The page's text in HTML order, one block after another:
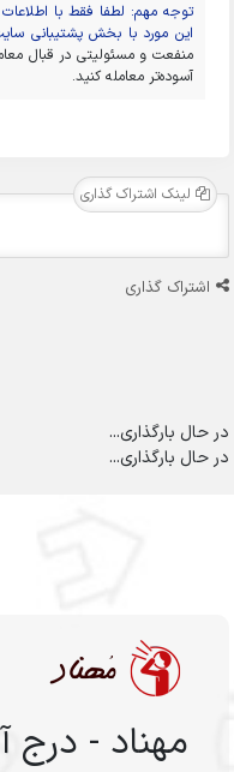
توجه مهم: لطفا فقط با
این مورد با بخش پشتیبانی
منفعت و مسئولیتی در قبال
آسوده‌تر معامله کنید.
لینک اشتراک گذاری
اشتراک گذاری
در حال بارگذاری...
در حال بارگذاری...
مهناد - درج